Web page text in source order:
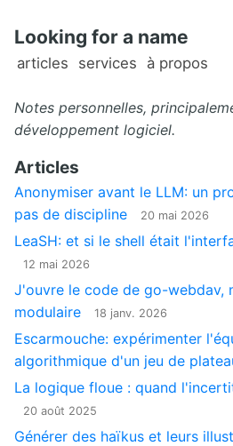
Looking for a name
articles services à propos
Notes personnelles,
développement logiciel.
Articles
Anonymiser avant le LLM: un
pas de discipline
20 mai 2026
LeaSH: et si le shell était
12 mai 2026
J'ouvre le code de go-webdav,
modulaire
18 janv. 2026
Escarmouche: expérimenter
algorithmique d'un jeu de
La logique floue : quand
20 août 2025
Générer des haïkus et leurs